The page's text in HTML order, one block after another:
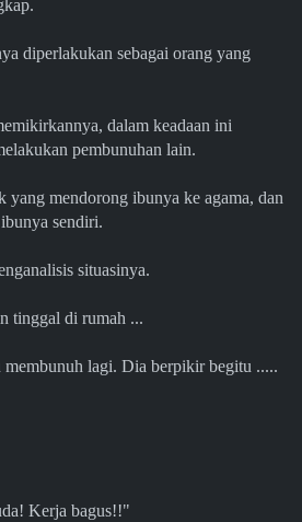
diperlakukan sebagai orang yang
dalam keadaan ini
pembunuhan lain.
yang mendorong ibunya ke agama, dan
sendiri.
situasinya.
tinggal di rumah ...
lagi. Dia berpikir begitu .....
Kerja bagus!!"